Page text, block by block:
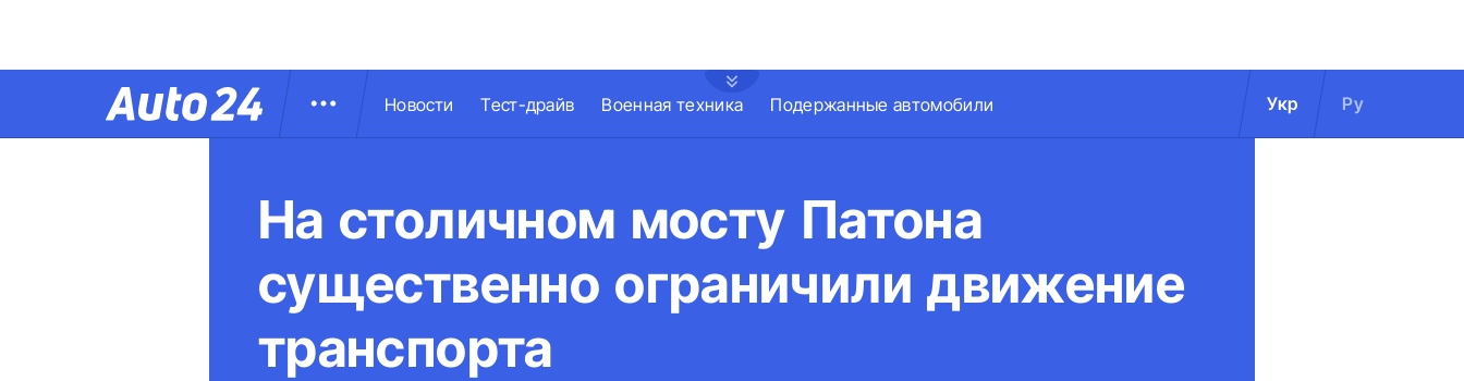
Новости Тест-драйв Военная техника Подержанные автомобили Укр Ру
На столичном мосту Патона
существенно ограничили движение
транспорта